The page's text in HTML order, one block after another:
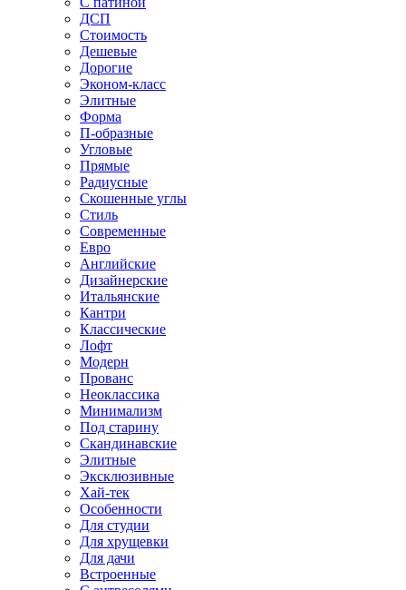
ДСП
Стоимость
Дешевые
Дорогие
Эконом-класс
Элитные
Форма
П-образные
Угловые
Прямые
Радиусные
Скошенные углы
Стиль
Современные
Евро
Английские
Дизайнерские
Итальянские
Кантри
Классические
Лофт
Модерн
Прованс
Неоклассика
Минимализм
Под старину
Скандинавские
Элитные
Эксклюзивные
Хай-тек
Особенности
Для студии
Для хрущевки
Для дачи
Встроенные